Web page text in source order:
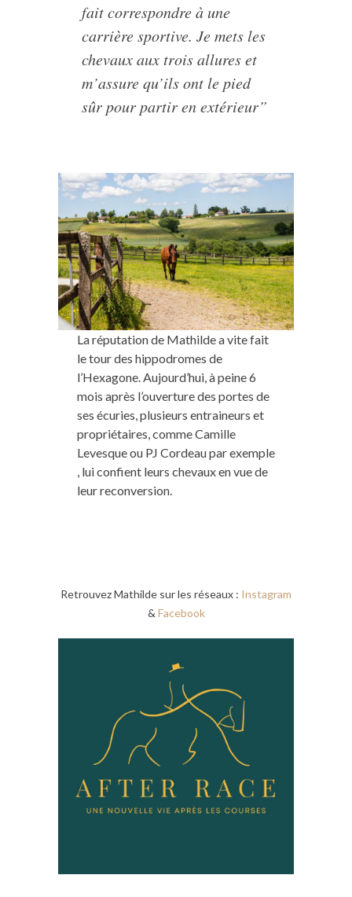
fait correspondre à une
carrière sportive. Je mets les
chevaux aux trois allures et
m’assure qu’ils ont le pied
sûr pour partir en extérieur”
La réputation de Mathilde a vite fait
le tour des hippodromes de
l’Hexagone. Aujourd’hui, à peine 6
mois après l’ouverture des portes de
ses écuries, plusieurs entraineurs et
propriétaires, comme Camille
Levesque ou PJ Cordeau par exemple
, lui confient leurs chevaux en vue de
leur reconversion.
Retrouvez Mathilde sur les réseaux : Instagram
& Facebook